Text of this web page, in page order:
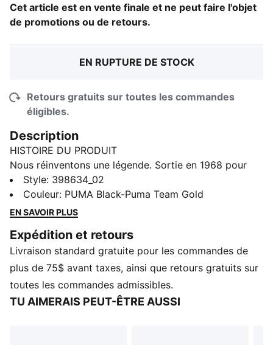
Cet article est en vente finale et ne peut faire l'objet
de promotions ou de retours.
EN RUPTURE DE STOCK
Retours gratuits sur toutes les commandes
éligibles.
Description
HISTOIRE DU PRODUIT
Nous réinventons une légende. Sortie en 1968 pour
célébrer la victoire de l'Italie en Coupe d'Europe, la
Roma fit sensation autour des terrains comme dans la
rue. Plus de 50 ans plus tard, la Roma est de retour
de qualité supérieure et sa semelle en gomme. Cette
version est dotée d'une tige synthétique et d'une
bande PUMA Formstrip en cuir avec des détails de
couture.
CARACTÉRISTIQUES ET AVANTAGES
Style: 398634_02
Couleur: PUMA Black-Puma Team Gold
EN SAVOIR PLUS
Expédition et retours
Livraison standard gratuite pour les commandes de
plus de 75$ avant taxes, ainsi que retours gratuits sur
toutes les commandes admissibles.
TU AIMERAIS PEUT-ÊTRE AUSSI